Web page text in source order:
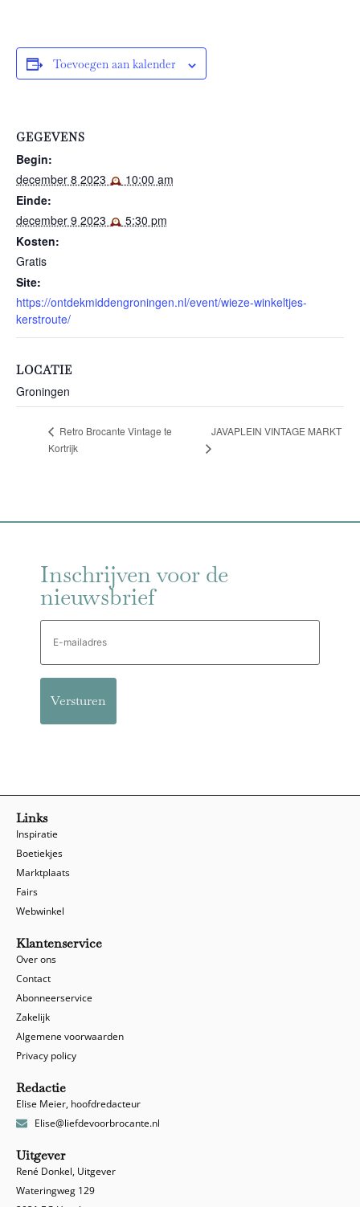
Toevoegen aan kalender
GEGEVENS
Begin:
december 8 2023
10:00 am
Einde:
december 9 2023
5:30 pm
Kosten:
Gratis
Site:
https://ontdekmiddengroningen.nl/event/wieze-winkeltjes-
kerstroute/
LOCATIE
Groningen
Retro Brocante Vintage te
Kortrijk
JAVAPLEIN VINTAGE MARKT
Inschrijven voor de
nieuwsbrief
E-
mailadres
Links
Inspiratie
Boetiekjes
Marktplaats
Fairs
Webwinkel
Klantenservice
Over ons
Contact
Abonneerservice
Zakelijk
Algemene voorwaarden
Privacy policy
Redactie
Elise Meier, hoofdredacteur
Elise@liefdevoorbrocante.nl
Uitgever
René Donkel, Uitgever
Wateringweg 129